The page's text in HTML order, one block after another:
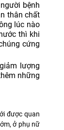
bệnh
thân chất
lúc nào
thì khi
cứng
lượng
những
được quan
ở phụ nữ